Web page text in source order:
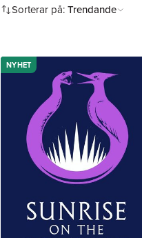
Sorterar på:Trendande
NYHET